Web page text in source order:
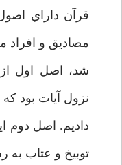
قرآن داراي
مصاديق و افراد
شد، اصل اول
نزول آيات بود
داديم. اصل دوم
توبيخ و عتاب به